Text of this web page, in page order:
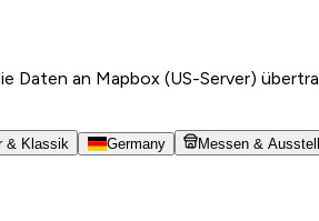
Daten an Mapbox (US-Server)
& Klassik Germany Messen &